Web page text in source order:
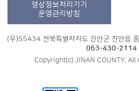
영상정보처리기기
운영관리방침
(우)55434 전북특별자치도 진안군 진안읍
063-430-2114
Copyright(c) JINAN COUNTY.